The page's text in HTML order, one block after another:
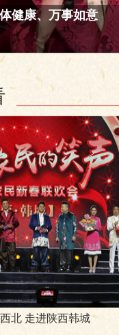
旺、事业旺
北 走进陕西韩城